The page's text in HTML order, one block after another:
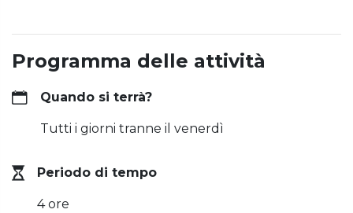
Programma delle attività
Quando si terrà?
Tutti i giorni tranne il venerdì
Periodo di tempo
4 ore